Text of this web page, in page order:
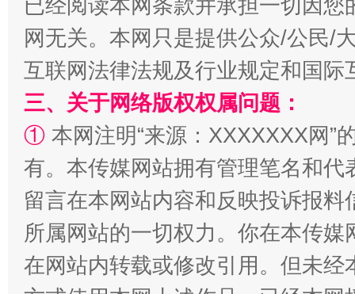
站台名比不上好声名
已经阅读本网条款并承担一切因
网无关。本网只是提供公众/公民/
互联网法律法规及行业规定和国
三、关于网络版权权属问题：
① 本网注明“来源：XXXXXXX网”
有。本传媒网站拥有管理笔名和
留言在本网站内容和反映投诉报
所属网站的一切权力。你在本传
在网站内转载或修改引用。但未